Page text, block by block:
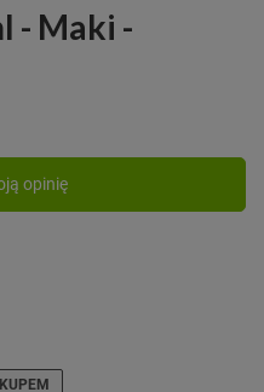
- Maki -
opinię